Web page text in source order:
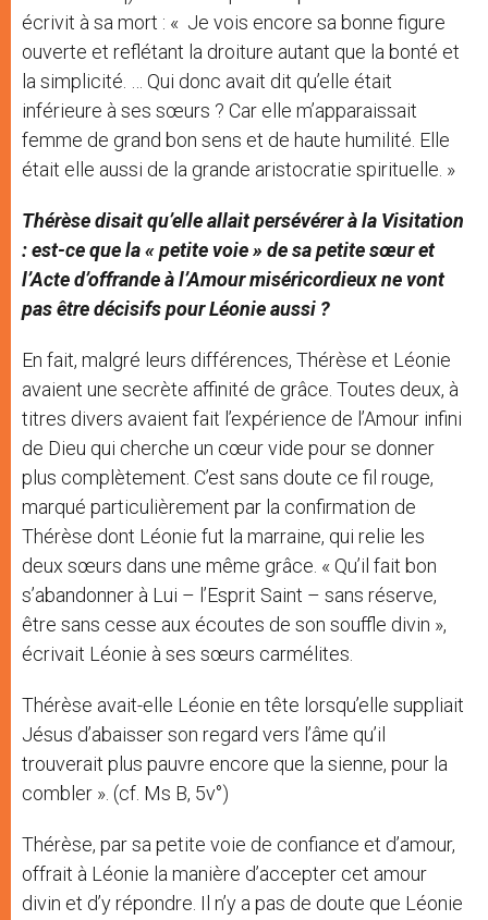
écrivit à sa mort : « Je vois encore sa bonne figure
ouverte et reflétant la droiture autant que la bonté et
la simplicité. … Qui donc avait dit qu’elle était
inférieure à ses sœurs ? Car elle m’apparaissait
femme de grand bon sens et de haute humilité. Elle
était elle aussi de la grande aristocratie spirituelle. »
Thérèse disait qu’elle allait persévérer à la Visitation
: est-ce que la « petite voie » de sa petite sœur et
l’Acte d’offrande à l’Amour miséricordieux ne vont
pas être décisifs pour Léonie aussi ?
En fait, malgré leurs différences, Thérèse et Léonie
avaient une secrète affinité de grâce. Toutes deux, à
titres divers avaient fait l’expérience de l’Amour infini
de Dieu qui cherche un cœur vide pour se donner
plus complètement. C’est sans doute ce fil rouge,
marqué particulièrement par la confirmation de
Thérèse dont Léonie fut la marraine, qui relie les
deux sœurs dans une même grâce. « Qu’il fait bon
s’abandonner à Lui – l’Esprit Saint – sans réserve,
être sans cesse aux écoutes de son souffle divin »,
écrivait Léonie à ses sœurs carmélites.
Thérèse avait-elle Léonie en tête lorsqu’elle suppliait
Jésus d’abaisser son regard vers l’âme qu’il
trouverait plus pauvre encore que la sienne, pour la
combler ». (cf. Ms B, 5v°)
Thérèse, par sa petite voie de confiance et d’amour,
offrait à Léonie la manière d’accepter cet amour
divin et d’y répondre. Il n’y a pas de doute que Léonie